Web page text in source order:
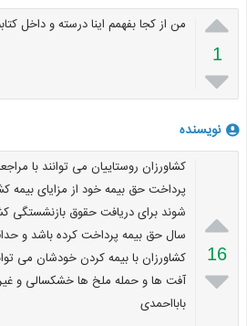

1

من از کجا بفهمم اینا درسته و داخل
نویسنده

16

کشاورزان روستاییان می توانند با
پرداخت حق بیمه خود از مزایای بیمه
کشاورزان با بیمه کردن خودشان می
آفت ها و حمله ملخ ها خشکسالی و
بابااحمدی